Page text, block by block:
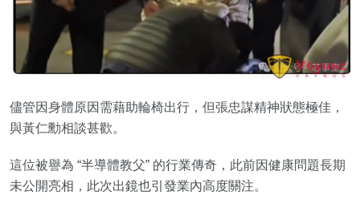
儘管因身體原因需藉助輪椅出行，但張忠謀精神狀態極佳，
與黃仁勳相談甚歡。
這位被譽為 “半導體教父” 的行業傳奇，此前因健康問題長期
未公開亮相，此次出鏡也引發業內高度關注。